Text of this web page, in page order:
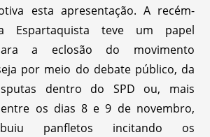
esta apresentação. A recém-
Espartaquista teve um papel
a eclosão do movimento
por meio do debate público, da
dentro do SPD ou, mais
os dias 8 e 9 de novembro,
panfletos incitando os